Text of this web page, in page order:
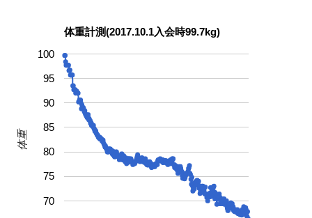
体重計測(2017.10.1入会時99.7kg)
70
75
80
85
90
95
100
体重